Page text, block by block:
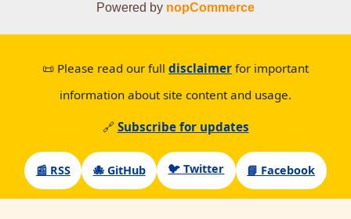
Powered by nopCommerce
📜 Please read our full disclaimer for important
information about site content and usage.
🔗 Subscribe for updates
📰 RSS 🐙 GitHub 🐦 Twitter 📘 Facebook